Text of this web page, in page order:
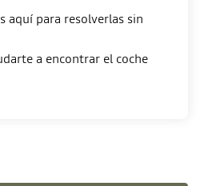
aquí para resolverlas sin
a encontrar el coche